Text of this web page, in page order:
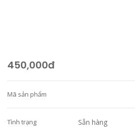
450,000đ
Mã sản phẩm
Tình trạng Sẵn hàng